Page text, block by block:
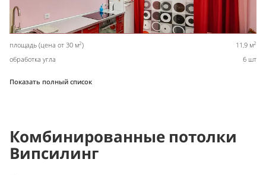
площадь (цена от 30 м2) 11,9 м2
обработка угла 6 шт
Показать полный список
Комбинированные потолки
Випсилинг